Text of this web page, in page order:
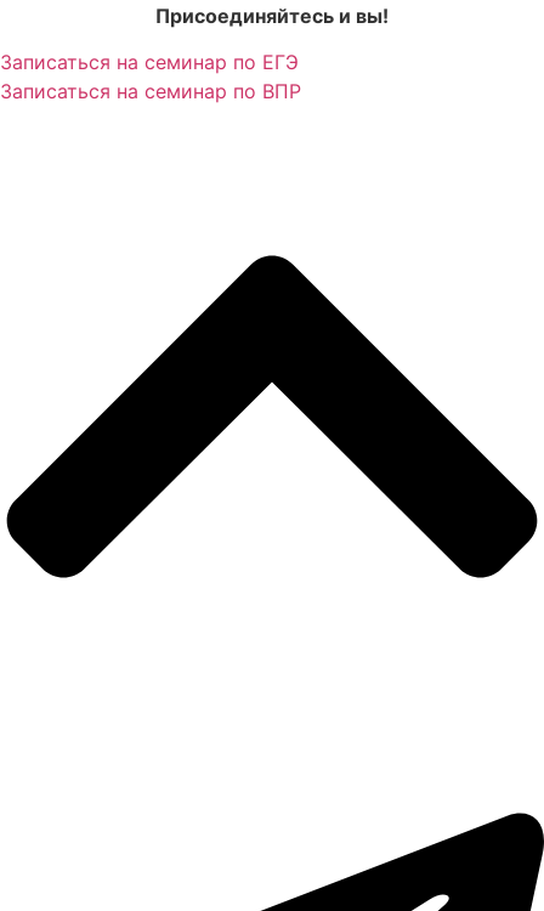
Присоединяйтесь и вы!
Записаться на семинар по ЕГЭ
Записаться на семинар по ВПР